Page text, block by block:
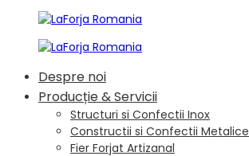
Despre noi
Producție & Servicii
Structuri si Confectii Inox
Constructii si Confectii Metalice
Fier Forjat Artizanal